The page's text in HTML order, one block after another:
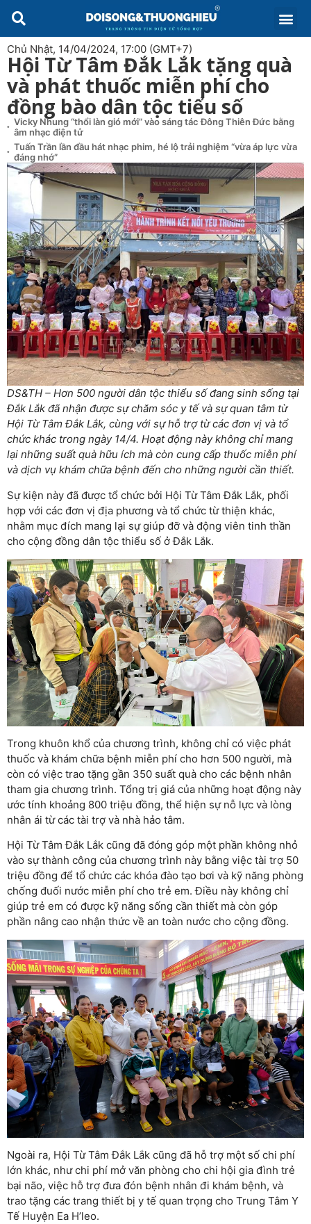
Chủ Nhật, 14/04/2024, 17:00 (GMT+7)
Hội Từ Tâm Đắk Lắk tặng quà
và phát thuốc miễn phí cho
đồng bào dân tộc tiểu số
Vicky Nhung “thổi làn gió mới” vào sáng tác Đông Thiên Đức bằng
âm nhạc điện tử
Tuấn Trần lần đầu hát nhạc phim, hé lộ trải nghiệm “vừa áp lực vừa
đáng nhớ”
DS&TH – Hơn 500 người dân tộc thiểu số đang sinh sống tại
Đắk Lắk đã nhận được sự chăm sóc y tế và sự quan tâm từ
Hội Từ Tâm Đắk Lắk, cùng với sự hỗ trợ từ các đơn vị và tổ
chức khác trong ngày 14/4. Hoạt động này không chỉ mang
lại những suất quà hữu ích mà còn cung cấp thuốc miễn phí
và dịch vụ khám chữa bệnh đến cho những người cần thiết.
Sự kiện này đã được tổ chức bởi Hội Từ Tâm Đắk Lắk, phối
hợp với các đơn vị địa phương và tổ chức từ thiện khác,
nhằm mục đích mang lại sự giúp đỡ và động viên tinh thần
cho cộng đồng dân tộc thiểu số ở Đắk Lắk.
Trong khuôn khổ của chương trình, không chỉ có việc phát
thuốc và khám chữa bệnh miễn phí cho hơn 500 người, mà
còn có việc trao tặng gần 350 suất quà cho các bệnh nhân
tham gia chương trình. Tổng trị giá của những hoạt động này
ước tính khoảng 800 triệu đồng, thể hiện sự nỗ lực và lòng
nhân ái từ các tài trợ và nhà hảo tâm.
Hội Từ Tâm Đắk Lắk cũng đã đóng góp một phần không nhỏ
vào sự thành công của chương trình này bằng việc tài trợ 50
triệu đồng để tổ chức các khóa đào tạo bơi và kỹ năng phòng
chống đuối nước miễn phí cho trẻ em. Điều này không chỉ
giúp trẻ em có được kỹ năng sống cần thiết mà còn góp
phần nâng cao nhận thức về an toàn nước cho cộng đồng.
Ngoài ra, Hội Từ Tâm Đắk Lắk cũng đã hỗ trợ một số chi phí
lớn khác, như chi phí mở văn phòng cho chi hội gia đình trẻ
bại não, việc hỗ trợ đưa đón bệnh nhân đi khám bệnh, và
trao tặng các trang thiết bị y tế quan trọng cho Trung Tâm Y
Tế Huyện Ea H’leo.